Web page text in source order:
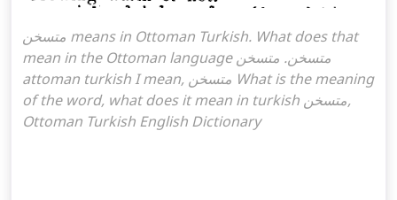
متسخن means in Ottoman Turkish. What does that
mean in the Ottoman language متسخن. متسخن
attoman turkish I mean, متسخن What is the meaning
of the word, what does it mean in turkish متسخن,
Ottoman Turkish English Dictionary